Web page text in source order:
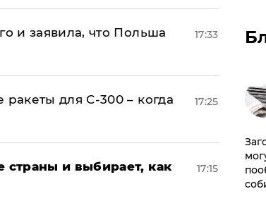
и заявила, что Польша
17:33
для С-300 – когда
17:25
страны и выбирает, как
17:15